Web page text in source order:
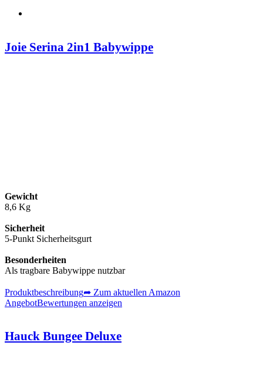
Joie Serina 2in1 Babywippe
Gewicht
8,6 Kg
Sicherheit
5-Punkt Sicherheitsgurt
Besonderheiten
Als tragbare Babywippe nutzbar
Produktbeschreibung➦ Zum aktuellen Amazon
AngebotBewertungen anzeigen
Hauck Bungee Deluxe